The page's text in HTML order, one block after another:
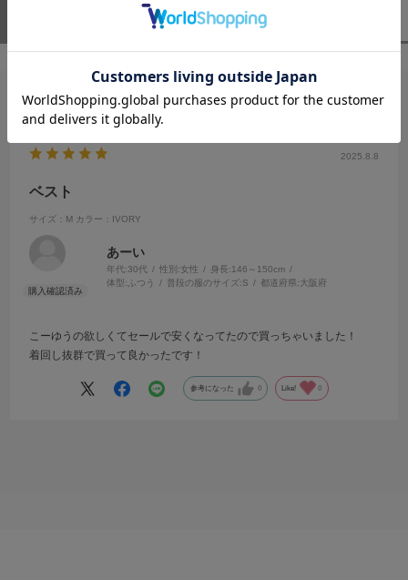
（1） スタッフレビュー
絞り込み 表示：新しい順
2025.8.8
ベスト
サイズ：M カラー：IVORY
あーい
年代:30代 性別:女性 身長:146～150cm
体型:ふつう 普段の服のサイズ:S 都道府県:大阪府
こーゆうの欲しくてセールで安くなってたので買っちゃいました！
着回し抜群で買って良かったです！
参考になった 0 Like! 0